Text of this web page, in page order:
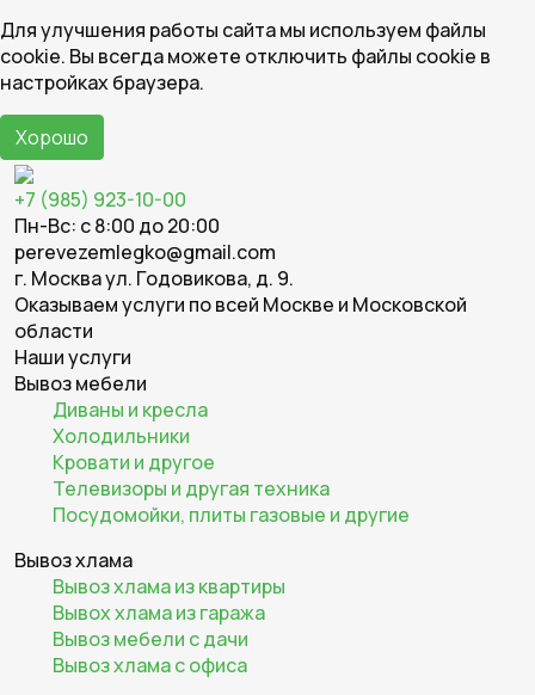
Для улучшения работы сайта мы используем файлы
cookie. Вы всегда можете отключить файлы cookie в
настройках браузера.
Хорошо
+7 (985) 923-10-00
Пн-Вс: с 8:00 до 20:00
perevezemlegko@gmail.com
г. Москва ул. Годовикова, д. 9.
Оказываем услуги по всей Москве и Московской
области
Наши услуги
Вывоз мебели
Диваны и кресла
Холодильники
Кровати и другое
Телевизоры и другая техника
Посудомойки, плиты газовые и другие
Вывоз хлама
Вывоз хлама из квартиры
Вывох хлама из гаража
Вывоз мебели с дачи
Вывоз хлама с офиса